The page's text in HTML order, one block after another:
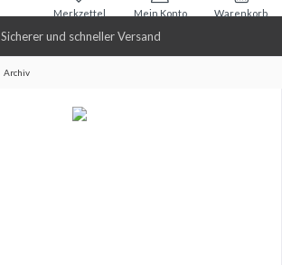
Sicherer und schneller Versand
Warenkorb
Merkzettel Mein Konto
Archiv